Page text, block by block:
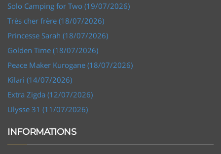
Solo Camping for Two (19/07/2026)
Très cher frère (18/07/2026)
Princesse Sarah (18/07/2026)
Golden Time (18/07/2026)
Peace Maker Kurogane (18/07/2026)
Kilari (14/07/2026)
Extra Zigda (12/07/2026)
Ulysse 31 (11/07/2026)
INFORMATIONS